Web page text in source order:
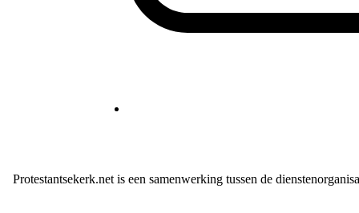
Protestantsekerk.net is een samenwerking tussen de